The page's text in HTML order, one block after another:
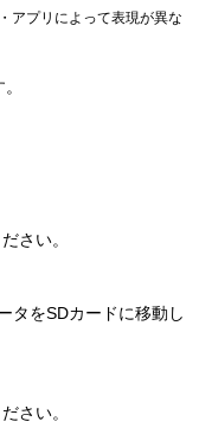
アプリによって表現が異な
さい。
タをSDカードに移動し
さい。